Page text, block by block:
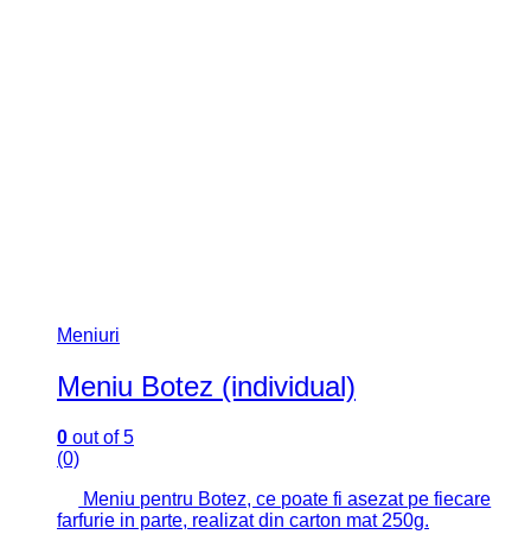
Meniuri
Meniu Botez (individual)
0 out of 5
(0)
Meniu pentru Botez, ce poate fi asezat pe fiecare
farfurie in parte, realizat din carton mat 250g.